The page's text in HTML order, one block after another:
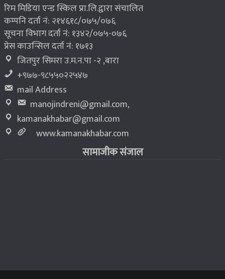
रिम मिडिया एन्ड स्किल प्रा.लि.द्वारा संचालित
कम्पनि दर्ता नं: २१४६१८/०७५/०७६
सूचना विभाग दर्ता नं: १३४२/०७५-०७६
प्रेस काउन्सिल दर्ता नं: १७१३
जितपुर सिमरा उ.म.न.पा -२ ,बारा
+९७७-९८५५०२२५४७
mail Address
manojindreni@gmail.com,
kamanakhabar@gmail.com
www.kamanakhabar.com
सामाजीक संजाल